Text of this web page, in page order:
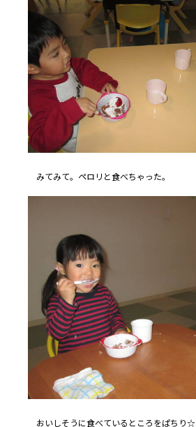
みてみて。ペロリと食べちゃった。
おいしそうに食べているところをぱちり☆